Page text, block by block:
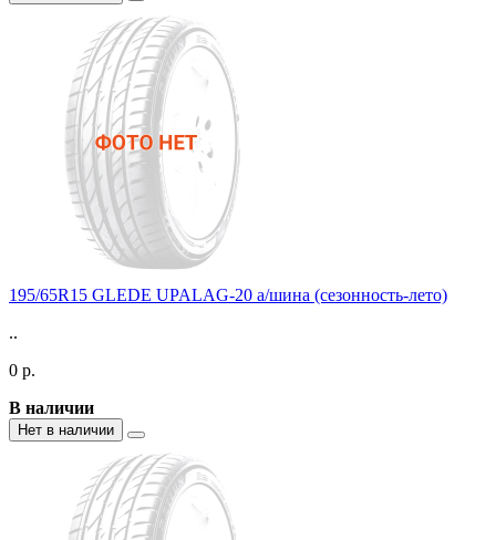
195/65R15 GLEDE UPALAG-20 а/шина (сезонность-лето)
..
0 р.
В наличии
Нет в наличии